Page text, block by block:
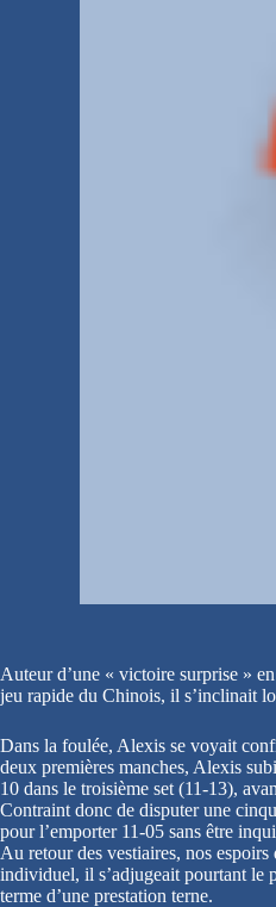
Auteur d’une « victoire surprise »
jeu rapide du Chinois, il s’inclinait
Dans la foulée, Alexis se voyait
deux premières manches, Alexis
10 dans le troisième set (11-13),
Contraint donc de disputer une
pour l’emporter 11-05 sans être
Au retour des vestiaires, nos
individuel, il s’adjugeait pourtant le
terme d’une prestation terne.